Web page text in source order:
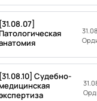
[31.08.07]
[31.08.10] Судебно-